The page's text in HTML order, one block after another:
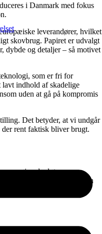
i Danmark med fokus
leverandører, hvilket
skovbrug. Papiret er udvalgt
dybde og detaljer – så motivet
som er fri for
indhold af skadelige
uden at gå på kompromis
Det betyder, at vi undgår
rent faktisk bliver brugt.
nøje udvalgte
og pakningen